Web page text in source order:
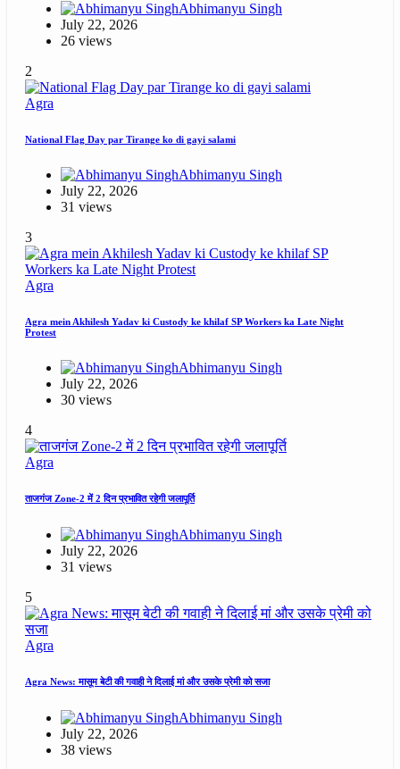
Abhimanyu Singh
July 22, 2026
26 views
2
Agra
National Flag Day par Tirange ko di gayi salami
Abhimanyu Singh
July 22, 2026
31 views
3
Agra
Agra mein Akhilesh Yadav ki Custody ke khilaf SP Workers ka Late Night
Protest
Abhimanyu Singh
July 22, 2026
30 views
4
Agra
ताजगंज Zone-2 में 2 दिन प्रभावित रहेगी जलापूर्ति
Abhimanyu Singh
July 22, 2026
31 views
5
Agra
Agra News: मासूम बेटी की गवाही ने दिलाई मां और उसके प्रेमी को सजा
Abhimanyu Singh
July 22, 2026
38 views